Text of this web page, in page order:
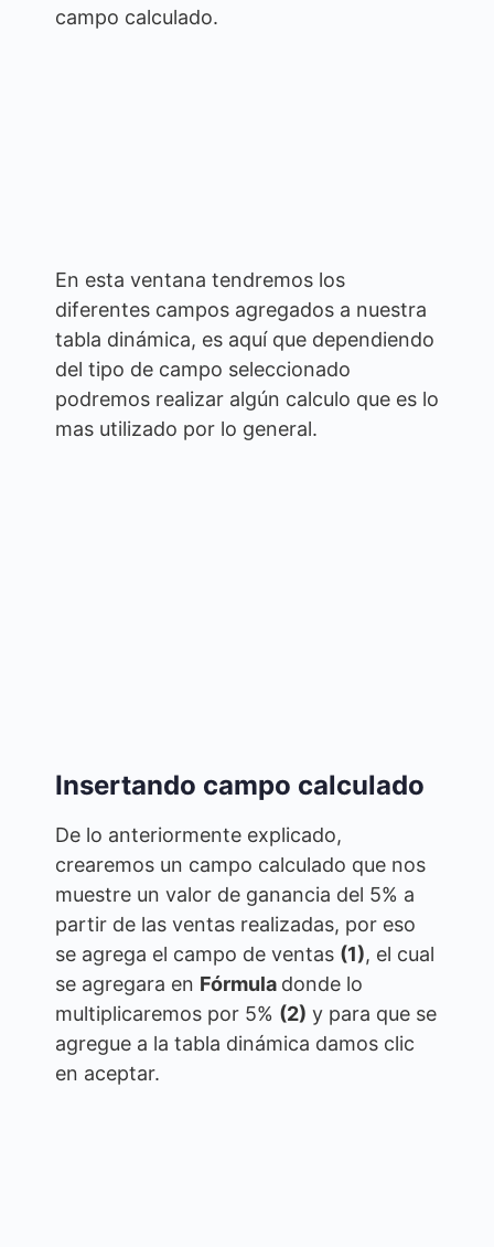
campo calculado.
En esta ventana tendremos los
diferentes campos agregados a nuestra
tabla dinámica, es aquí que dependiendo
del tipo de campo seleccionado
podremos realizar algún calculo que es lo
mas utilizado por lo general.
Insertando campo calculado
De lo anteriormente explicado,
crearemos un campo calculado que nos
muestre un valor de ganancia del 5% a
partir de las ventas realizadas, por eso
se agrega el campo de ventas (1), el cual
se agregara en Fórmula donde lo
multiplicaremos por 5% (2) y para que se
agregue a la tabla dinámica damos clic
en aceptar.